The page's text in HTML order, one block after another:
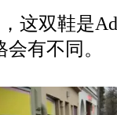
双鞋是
有不同。